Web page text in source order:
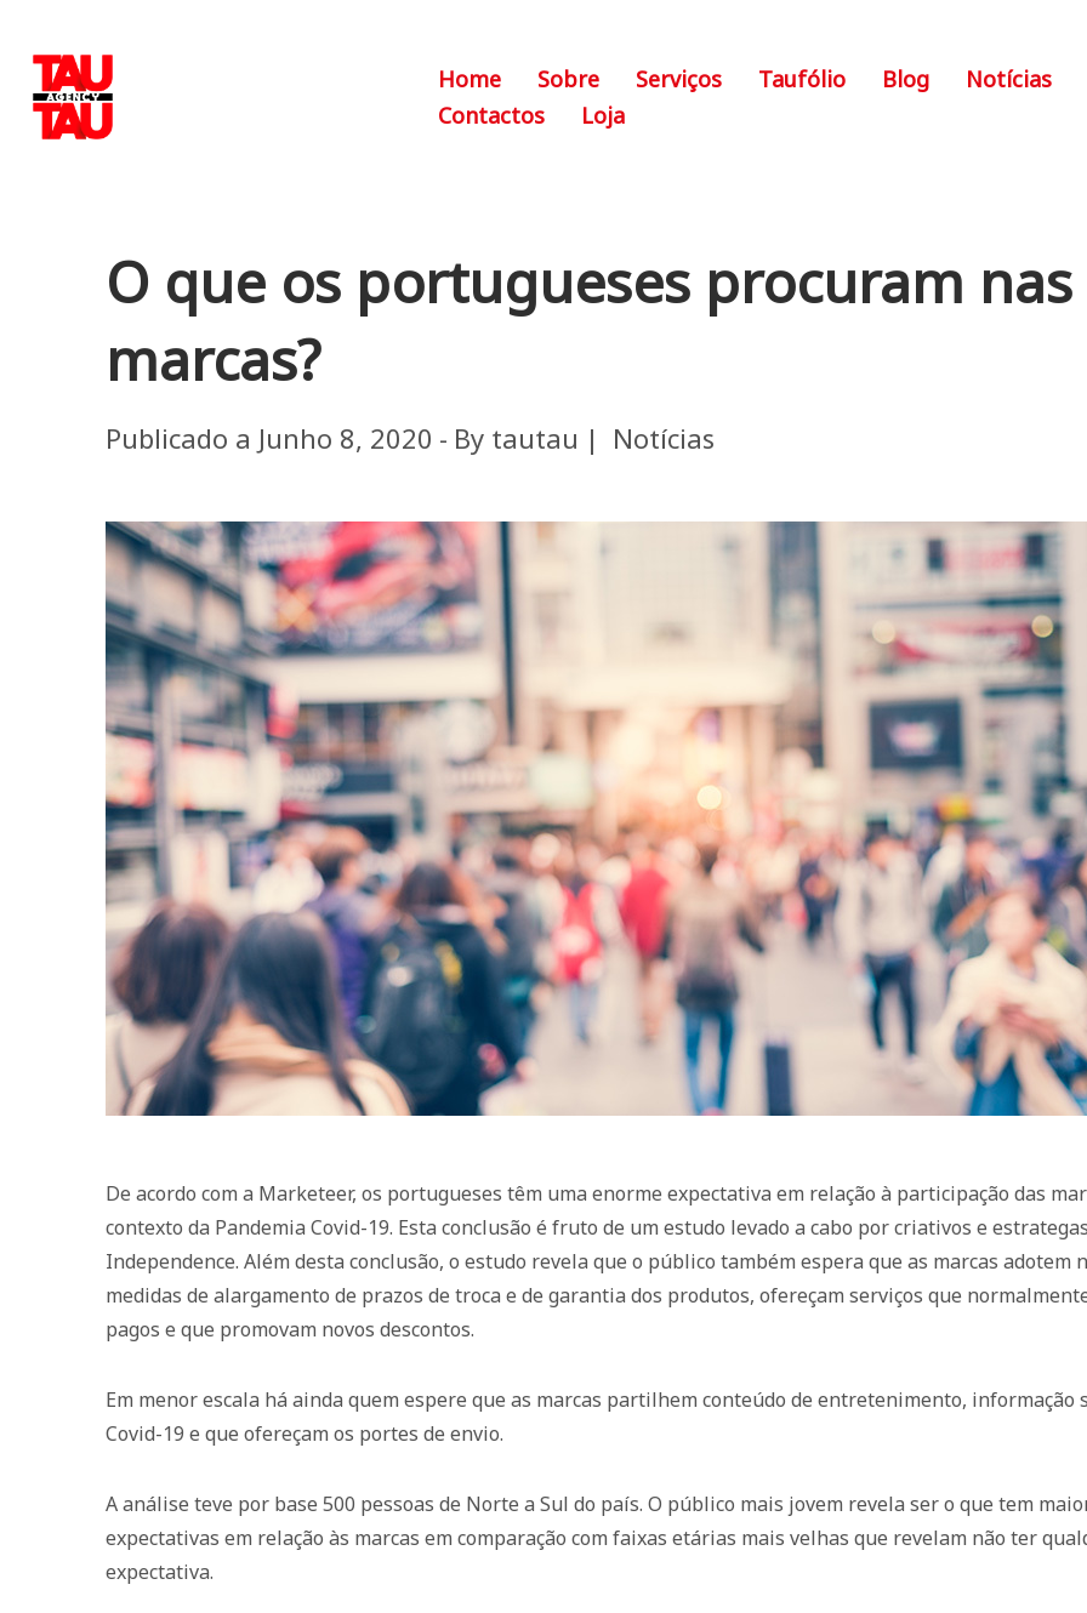
Home Sobre Serviços Taufólio Blog
Notícias
Contactos
Loja
O que os portugueses procuram nas
marcas?
Publicado a Junho 8, 2020 By tautau Notícias
De acordo com a Marketeer, os portugueses têm uma enorme expectativa em relação à participação das
contexto da Pandemia Covid-19. Esta conclusão é fruto de um estudo levado a cabo por criativos e
Independence. Além desta conclusão, o estudo revela que o público também espera que as marcas adotem
medidas de alargamento de prazos de troca e de garantia dos produtos, ofereçam serviços que
pagos e que promovam novos descontos.
Em menor escala há ainda quem espere que as marcas partilhem conteúdo de entretenimento, informação
Covid-19 e que ofereçam os portes de envio.
A análise teve por base 500 pessoas de Norte a Sul do país. O público mais jovem revela ser o que tem
expectativas em relação às marcas em comparação com faixas etárias mais velhas que revelam não ter
expectativa.